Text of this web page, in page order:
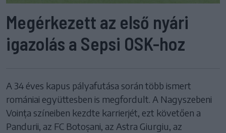
Megérkezett az első nyári
igazolás a Sepsi OSK-hoz
A 34 éves kapus pályafutása során több ismert
romániai együttesben is megfordult. A Nagyszebeni
Voința színeiben kezdte karrierjét, ezt követően a
Pandurii, az FC Botoșani, az Astra Giurgiu, az